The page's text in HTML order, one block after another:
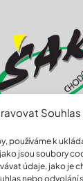
Souhlas
používáme k
jsou soubory
údaje, jako je
nebo odvolání